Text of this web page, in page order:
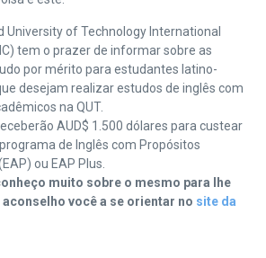
University of Technology International
tem o prazer de informar sobre as
por mérito para estudantes latino-
desejam realizar estudos de inglês com
na QUT.
AUD$ 1.500 dólares para custear
de Inglês com Propósitos
ou EAP Plus.
muito sobre o mesmo para lhe
você a se orientar no site da